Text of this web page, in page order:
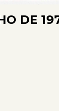
DE